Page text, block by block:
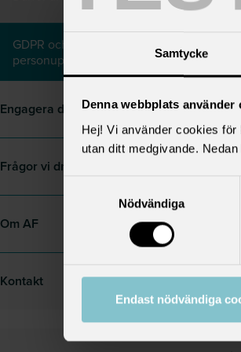
Samtycke
Denna webbplats använder
Hej! Vi använder cookies
utan ditt medgivande.
Nödvändiga
Endast nödvändiga
GDPR och hantering
personuppgifter
Engagera dig
Frågor vi driver
Om AF
Kontakt
AF
Dina